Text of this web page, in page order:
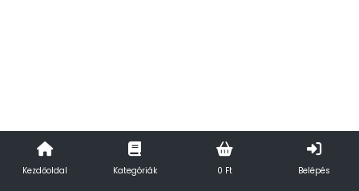
Kezdőoldal Kategóriák 0 Ft Belépés